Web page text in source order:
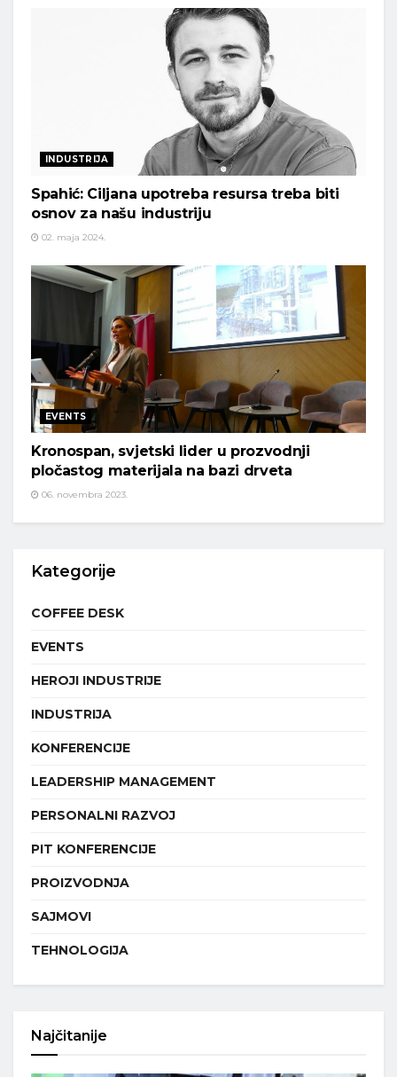
INDUSTRIJA
Spahić: Ciljana upotreba resursa treba biti
osnov za našu industriju
02. maja 2024.
EVENTS
Kronospan, svjetski lider u prozvodnji
pločastog materijala na bazi drveta
06. novembra 2023.
Kategorije
COFFEE DESK
EVENTS
HEROJI INDUSTRIJE
INDUSTRIJA
KONFERENCIJE
LEADERSHIP MANAGEMENT
PERSONALNI RAZVOJ
PIT KONFERENCIJE
PROIZVODNJA
SAJMOVI
TEHNOLOGIJA
Najčitanije